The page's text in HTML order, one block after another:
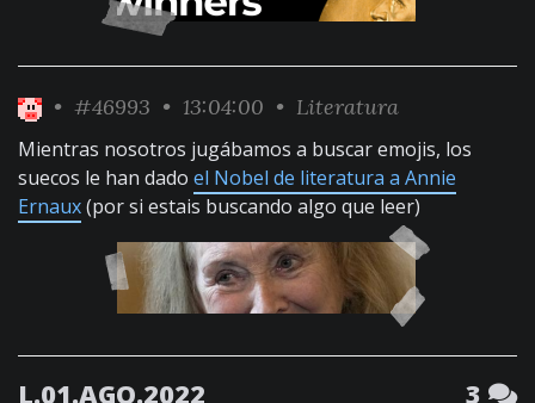
• #46993 • 13:04:00 • Literatura
Mientras nosotros jugábamos a buscar emojis, los
suecos le han dado el Nobel de literatura a Annie
Ernaux(por si estais buscando algo que leer)
L.01.AGO.2022 3